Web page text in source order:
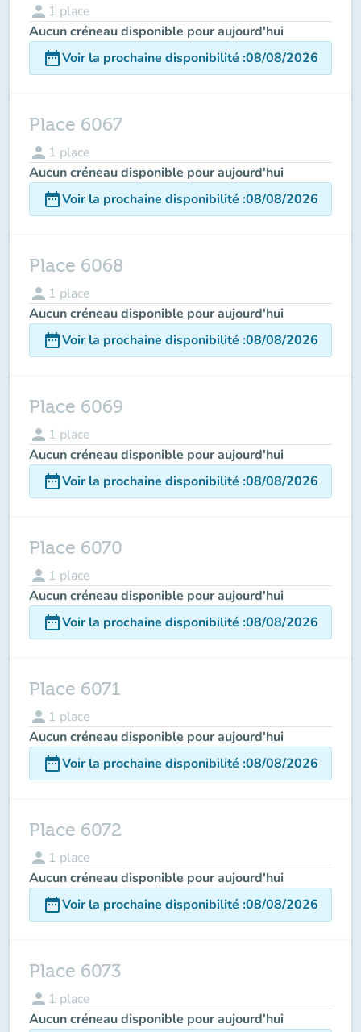
person 1 place
Aucun créneau disponible pour aujourd'hui
date_rangeVoir la prochaine disponibilité :08/08/2026
Place 6067
person 1 place
Aucun créneau disponible pour aujourd'hui
date_rangeVoir la prochaine disponibilité :08/08/2026
Place 6068
person 1 place
Aucun créneau disponible pour aujourd'hui
date_rangeVoir la prochaine disponibilité :08/08/2026
Place 6069
person 1 place
Aucun créneau disponible pour aujourd'hui
date_rangeVoir la prochaine disponibilité :08/08/2026
Place 6070
person 1 place
Aucun créneau disponible pour aujourd'hui
date_rangeVoir la prochaine disponibilité :08/08/2026
Place 6071
person 1 place
Aucun créneau disponible pour aujourd'hui
date_rangeVoir la prochaine disponibilité :08/08/2026
Place 6072
person 1 place
Aucun créneau disponible pour aujourd'hui
date_rangeVoir la prochaine disponibilité :08/08/2026
Place 6073
person 1 place
Aucun créneau disponible pour aujourd'hui